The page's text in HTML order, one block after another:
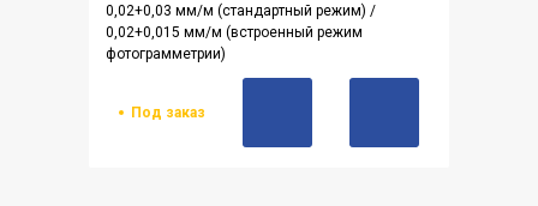
0,02+0,03 мм/м (стандартный режим) /
0,02+0,015 мм/м (встроенный режим
фотограмметрии)
Под заказ